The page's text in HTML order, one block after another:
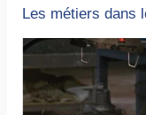
Les métiers dans